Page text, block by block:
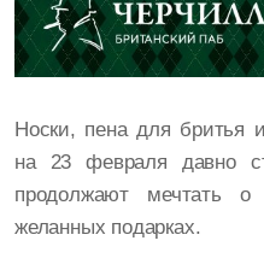
Носки, пена для бритья
на 23 февраля давно
продолжают мечтать о
желанных подарках.